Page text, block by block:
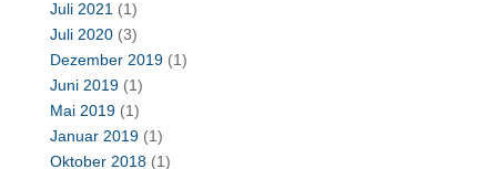
Juli 2021 (1)
Juli 2020(3)
Dezember 2019(1)
Juni 2019(1)
Mai 2019(1)
Januar 2019(1)
Oktober 2018(1)